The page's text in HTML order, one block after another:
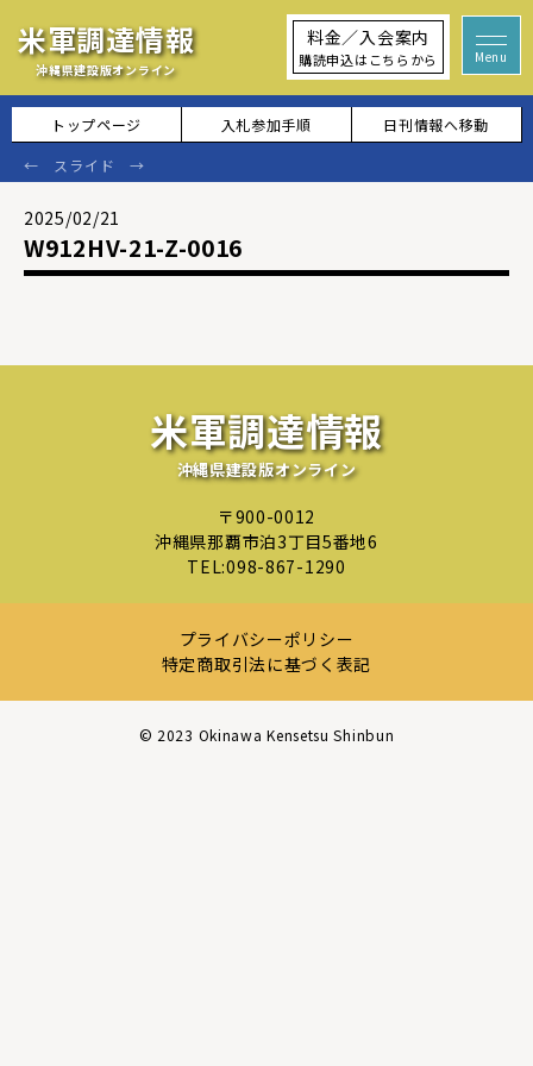
米軍調達情報
沖縄県建設版オンライン
料金／入会案内
購読申込はこちらから
トップページ 入札参加手順 日刊情報へ移動
2025/02/21
W912HV-21-Z-0016
米軍調達情報
沖縄県建設版オンライン
〒900-0012
沖縄県那覇市泊3丁目5番地6
TEL:098-867-1290
プライバシーポリシー
特定商取引法に基づく表記
©︎ 2023 Okinawa Kensetsu Shinbun